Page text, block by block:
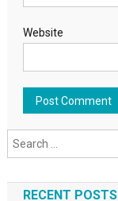
Website
RECENT POSTS